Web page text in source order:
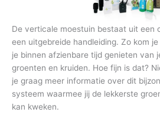
De verticale moestuin bestaat uit een
een uitgebreide handleiding. Zo kom
je binnen afzienbare tijd genieten van
groenten en kruiden. Hoe fijn is dat?
je graag meer informatie over dit
systeem waarmee jij de lekkerste
kan kweken.